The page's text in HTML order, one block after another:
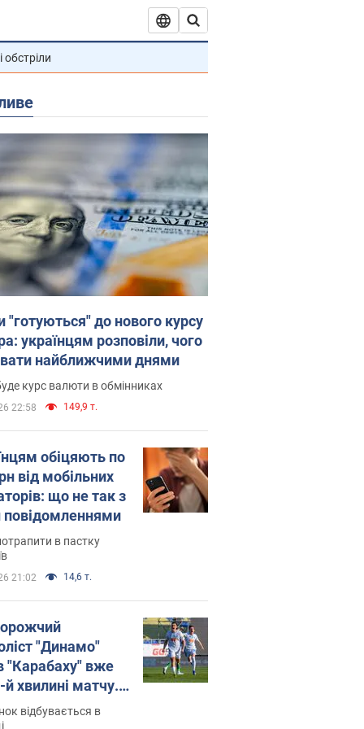
обстріли
"готуються" до нового курсу
українцям розповіли, чого
найближчими днями
курс валюти в обмінниках
22:58 149,9 т.
обіцяють по
від мобільних
що не так з
в пастку
21:02 14,6 т.
"Динамо"
"Карабаху" вже
й хвилині матчу.
відбувається в